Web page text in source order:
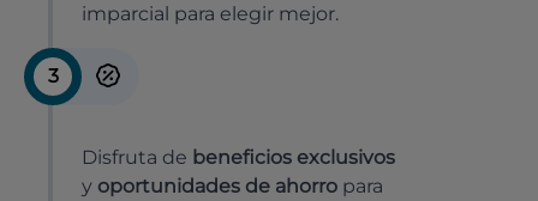
imparcial para elegir mejor.
3
Disfruta de beneficios exclusivos
y oportunidades de ahorro para